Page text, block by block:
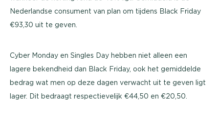
Nederlandse consument van plan om tijdens Black Friday
€93,30 uit te geven.
Cyber Monday en Singles Day hebben niet alleen een
lagere bekendheid dan Black Friday, ook het gemiddelde
bedrag wat men op deze dagen verwacht uit te geven ligt
lager. Dit bedraagt respectievelijk €44,50 en €20,50.